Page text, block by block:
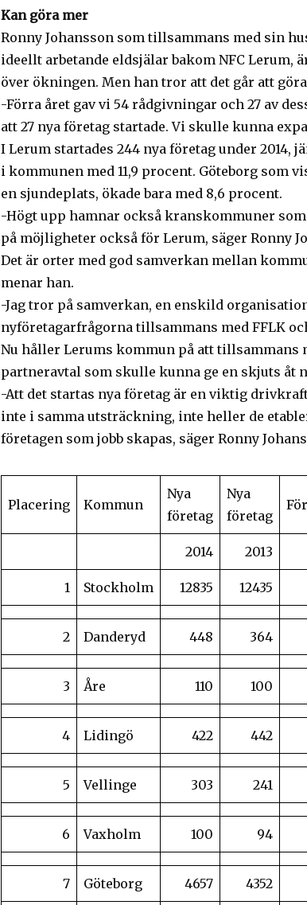
Kan göra mer
Ronny Johansson som tillsammans med sin
ideellt arbetande eldsjälar bakom NFC Lerum,
över ökningen. Men han tror att det går att
-Förra året gav vi 54 rådgivningar och 27 av
att 27 nya företag startade. Vi skulle kunna
I Lerum startades 244 nya företag under 2014,
i kommunen med 11,9 procent. Göteborg
en sjundeplats, ökade bara med 8,6 procent.
-Högt upp hamnar också kranskommuner
på möjligheter också för Lerum, säger Ronny
Det är orter med god samverkan mellan
menar han.
-Jag tror på samverkan, en enskild
nyföretagarfrågorna tillsammans med FFLK
Nu håller Lerums kommun på att tillsammans
partneravtal som skulle kunna ge en skjuts åt
-Att det startas nya företag är en viktig
inte i samma utsträckning, inte heller de
företagen som jobb skapas, säger Ronny
Placering Kommun
Nya
företag
Nya
företag
2014 2013
1 Stockholm 12835 12435
2 Danderyd 448 364
3 Åre 110 100
4 Lidingö 422 442
5 Vellinge 303 241
6 Vaxholm 100 94
7 Göteborg 4657 4352